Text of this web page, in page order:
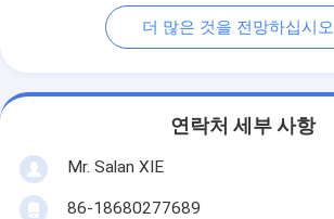
더 많은 것을 전망하십시오
연락처 세부 사항
Mr. Salan XIE
86-18680277689